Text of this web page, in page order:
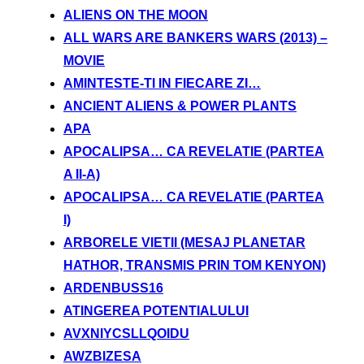
ALIENS ON THE MOON
ALL WARS ARE BANKERS WARS (2013) –
MOVIE
AMINTESTE-TI IN FIECARE ZI…
ANCIENT ALIENS & POWER PLANTS
APA
APOCALIPSA… CA REVELATIE (PARTEA
A II-A)
APOCALIPSA… CA REVELATIE (PARTEA
I)
ARBORELE VIETII (MESAJ PLANETAR
HATHOR, TRANSMIS PRIN TOM KENYON)
ARDENBUSS16
ATINGEREA POTENTIALULUI
AVXNIYCSLLQOIDU
AWZBIZESA